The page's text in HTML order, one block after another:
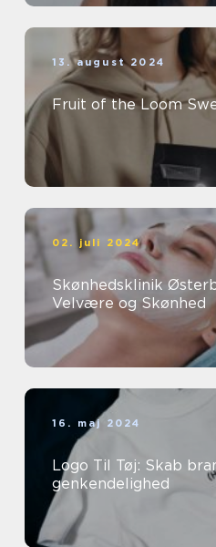
13. august 2024
Fruit of the Loom
02. juli 2024
Skønhedsklinik
Velvære og Skønhed
16. maj 2024
Logo Til Tøj: Skab
genkendelighed